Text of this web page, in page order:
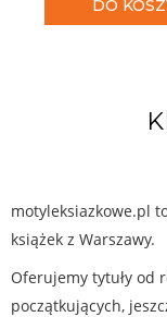
DO
motyleksiazkowe.pl
książek z Warszawy.
Oferujemy tytuły od
początkujących,